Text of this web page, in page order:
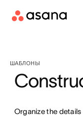
ШАБЛОНЫ
Organize the